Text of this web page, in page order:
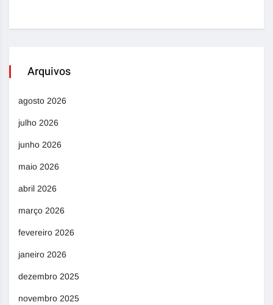
Arquivos
agosto 2026
julho 2026
junho 2026
maio 2026
abril 2026
março 2026
fevereiro 2026
janeiro 2026
dezembro 2025
novembro 2025